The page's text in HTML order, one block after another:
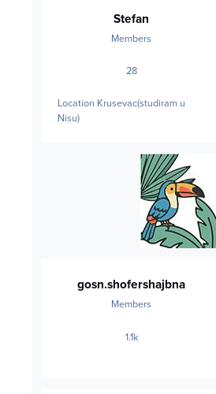
Stefan
Members
28posts
Location Krusevac(studiram u
Nisu)
gosn.shofershajbna
Members
1.1kposts